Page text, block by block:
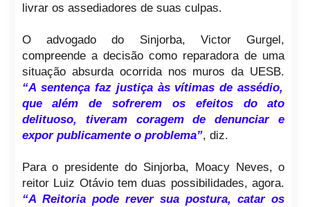
livrar os assediadores de suas culpas.
O advogado do Sinjorba, Victor Gurgel,
compreende a decisão como reparadora de uma
situação absurda ocorrida nos muros da UESB.
“A sentença faz justiça às vítimas de assédio,
que além de sofrerem os efeitos do ato
delituoso, tiveram coragem de denunciar e
expor publicamente o problema”, diz.
Para o presidente do Sinjorba, Moacy Neves, o
reitor Luiz Otávio tem duas possibilidades, agora.
“A Reitoria pode rever sua postura, catar os